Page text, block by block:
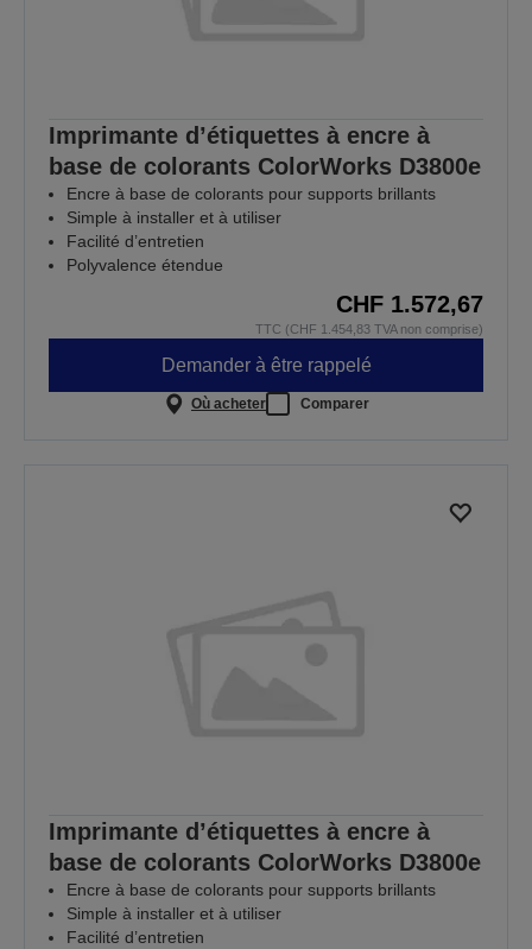
Imprimante d’étiquettes à encre à
base de colorants ColorWorks D3800e
Encre à base de colorants pour supports brillants
Simple à installer et à utiliser
Facilité d’entretien
Polyvalence étendue
CHF 1.572,67
TTC (CHF 1.454,83 TVA non comprise)
Demander à être rappelé
Où acheter Comparer
Imprimante d’étiquettes à encre à
base de colorants ColorWorks D3800e
Encre à base de colorants pour supports brillants
Simple à installer et à utiliser
Facilité d’entretien